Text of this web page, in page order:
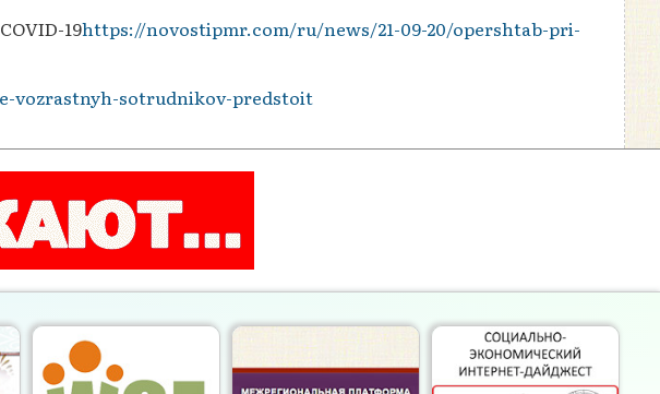
19https://novostipmr.com/ru/news/21-09-20/opershtab-pri-
vozrastnyh-sotrudnikov-predstoit